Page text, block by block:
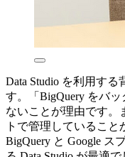
Data Studio を利用す
す。「BigQuery をバ
ないことが理由です。
トで管理していること
BigQuery と Google ス